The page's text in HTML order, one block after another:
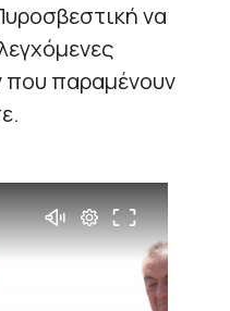
να
που παραμένουν